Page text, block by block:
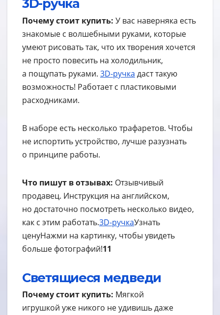
3D-ручка
Почему стоит купить: У вас наверняка есть
знакомые с волшебными руками, которые
умеют рисовать так, что их творения хочется
не просто повесить на холодильник,
а пощупать руками. 3D-ручка даст такую
возможность! Работает с пластиковыми
расходниками.
В наборе есть несколько трафаретов. Чтобы
не испортить устройство, лучше разузнать
о принципе работы.
Что пишут в отзывах: Отзывчивый
продавец. Инструкция на английском,
но достаточно посмотреть несколько видео,
как с этим работать.3D-ручкаУзнать
ценуНажми на картинку, чтобы увидеть
больше фотографий!11
Светящиеся медведи
Почему стоит купить: Мягкой
игрушкой уже никого не удивишь даже